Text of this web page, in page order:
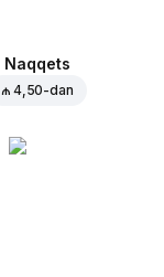
Naqqets
₼ 4,50-dan